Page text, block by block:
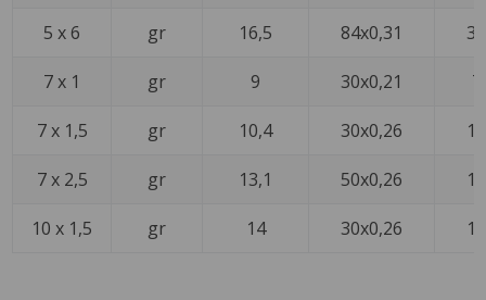
5 x 6 gr 16,5 84x0,31
7 x 1 gr 9 30x0,21
7 x 1,5 gr 10,4 30x0,26
7 x 2,5 gr 13,1 50x0,26
10 x 1,5 gr 14 30x0,26